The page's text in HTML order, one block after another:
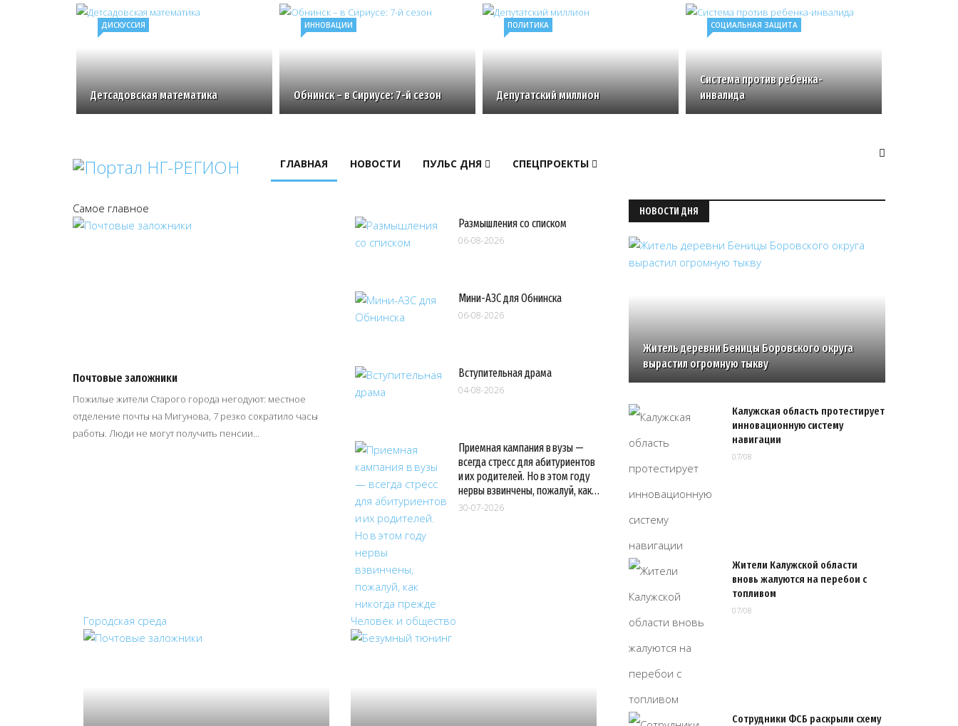
Детсадовская математика
ДИСКУССИЯ
Обнинск – в Сириусе: 7-й сезон
ИННОВАЦИИ
Депутатский миллион
ПОЛИТИКА
Система против ребенка-
инвалида
СОЦИАЛЬНАЯ ЗАЩИТА
ГЛАВНАЯ НОВОСТИ ПУЛЬС ДНЯ СПЕЦПРОЕКТЫ
Самое главное
Почтовые заложники
Пожилые жители Старого города негодуют: местное
отделение почты на Мигунова, 7 резко сократило часы
работы. Люди не могут получить пенсии...
Размышления со списком
06-08-2026
Мини-АЗС для Обнинска
06-08-2026
Вступительная драма
04-08-2026
Приемная кампания в вузы —
всегда стресс для абитуриентов
и их родителей. Но в этом году
нервы взвинчены, пожалуй, как…
30-07-2026
Городская среда Человек и общество
НОВОСТИ ДНЯ
Житель деревни Беницы Боровского округа
вырастил огромную тыкву
Калужская область протестирует
инновационную систему
навигации
07/08
Жители Калужской области
вновь жалуются на перебои с
топливом
07/08
Сотрудники ФСБ раскрыли схему